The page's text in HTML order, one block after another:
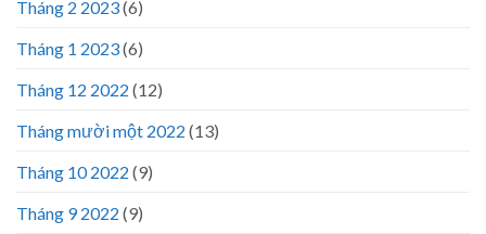
Tháng 2 2023(6)
Tháng 1 2023(6)
Tháng 12 2022 (12)
Tháng mười một 2022 (13)
Tháng 10 2022 (9)
Tháng 9 2022 (9)